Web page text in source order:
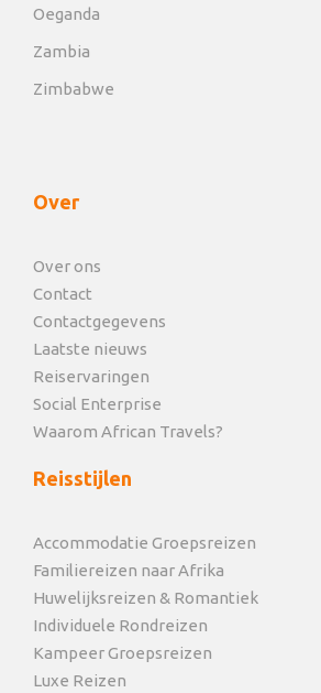
Oeganda
Zambia
Zimbabwe
Over
Over ons
Contact
Contactgegevens
Laatste nieuws
Reiservaringen
Social Enterprise
Waarom African Travels?
Reisstijlen
Accommodatie Groepsreizen
Familiereizen naar Afrika
Huwelijksreizen & Romantiek
Individuele Rondreizen
Kampeer Groepsreizen
Luxe Reizen